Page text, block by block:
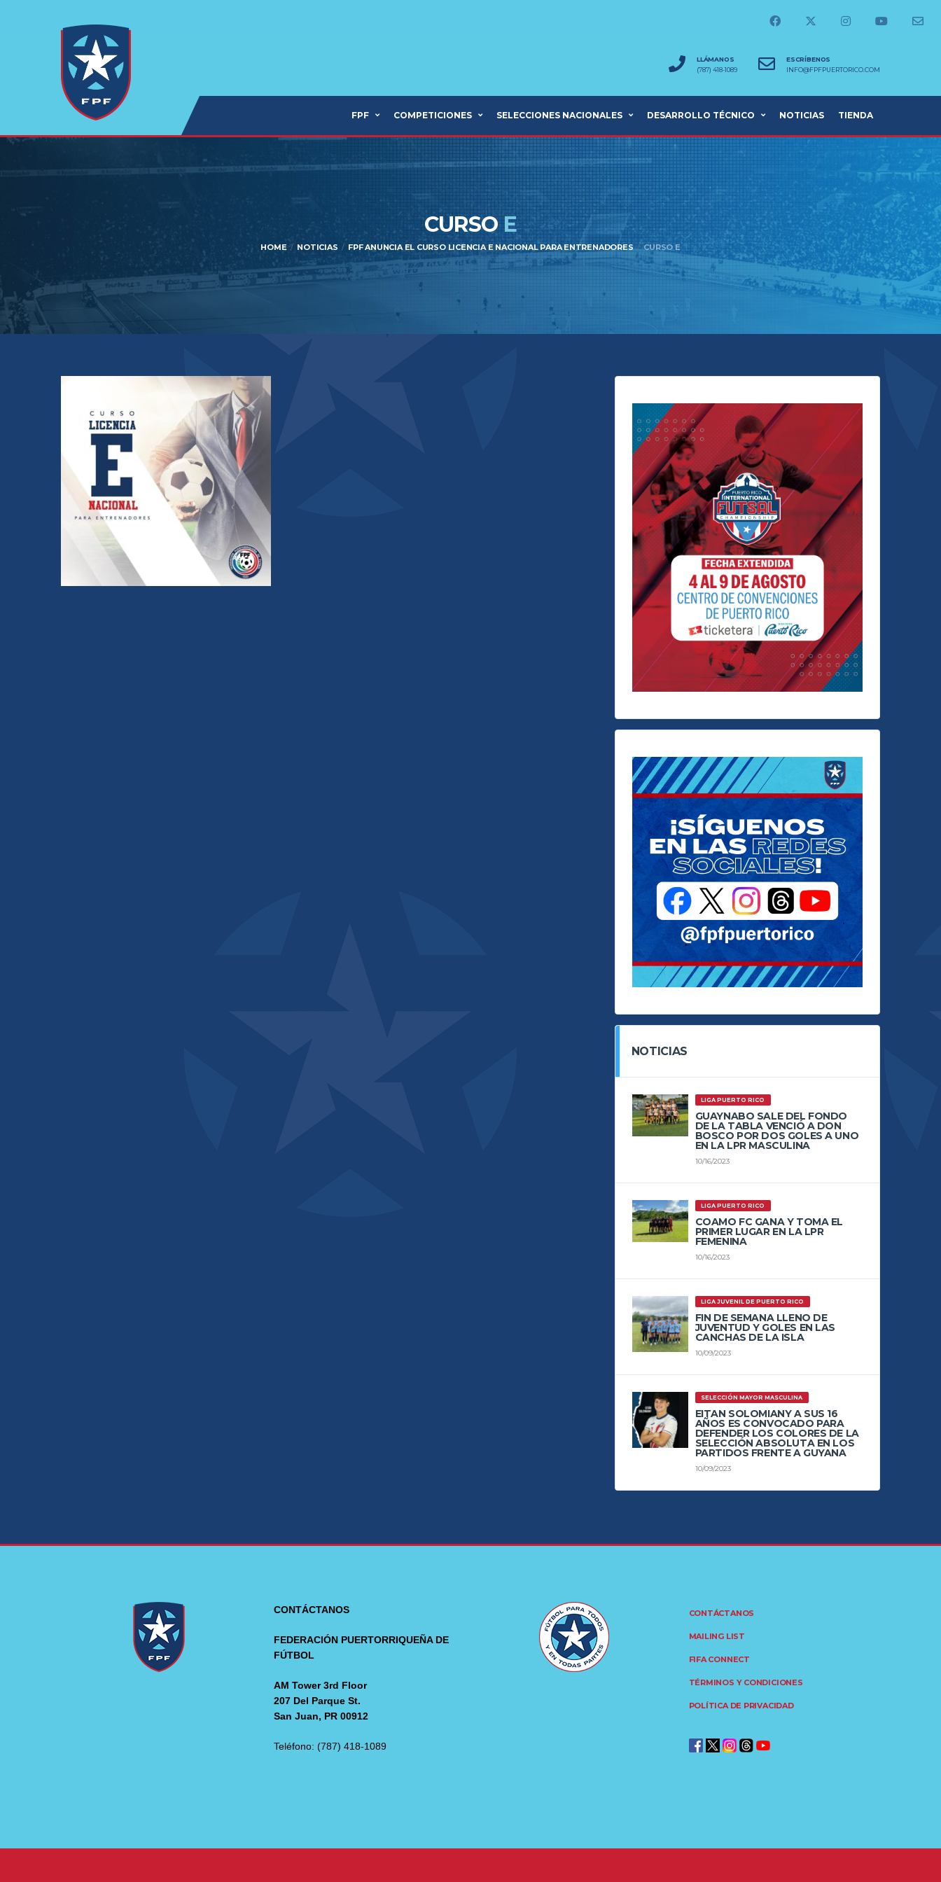
LLÁMANOS
(787) 418-1089
ESCRÍBENOS
INFO@FPFPUERTORICO.COM
FPF COMPETICIONES SELECCIONES NACIONALES DESARROLLO TÉCNICO NOTICIAS TIENDA
CURSOE
HOME NOTICIAS FPF ANUNCIA EL CURSO LICENCIA E NACIONAL PARA ENTRENADORES CURSO E
NOTICIAS
LIGA PUERTO RICO
GUAYNABO SALE DEL FONDO
DE LA TABLA VENCIÓ A DON
BOSCO POR DOS GOLES A UNO
EN LA LPR MASCULINA
10/16/2023
LIGA PUERTO RICO
COAMO FC GANA Y TOMA EL
PRIMER LUGAR EN LA LPR
FEMENINA
10/16/2023
LIGA JUVENIL DE PUERTO RICO
FIN DE SEMANA LLENO DE
JUVENTUD Y GOLES EN LAS
CANCHAS DE LA ISLA
10/09/2023
SELECCIÓN MAYOR MASCULINA
EITAN SOLOMIANY A SUS 16
AÑOS ES CONVOCADO PARA
DEFENDER LOS COLORES DE LA
SELECCIÓN ABSOLUTA EN LOS
PARTIDOS FRENTE A GUYANA
10/09/2023
CONTÁCTANOS
FEDERACIÓN PUERTORRIQUEÑA DE
FÚTBOL
AM Tower 3rd Floor
207 Del Parque St.
San Juan, PR 00912
Teléfono: (787) 418-1089
CONTÁCTANOS
MAILING LIST
FIFA CONNECT
TÉRMINOS Y CONDICIONES
POLÍTICA DE PRIVACIDAD